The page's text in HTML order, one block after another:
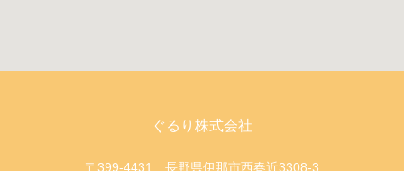
ぐるり株式会社
〒399-4431 長野県伊那市西春近3308-3